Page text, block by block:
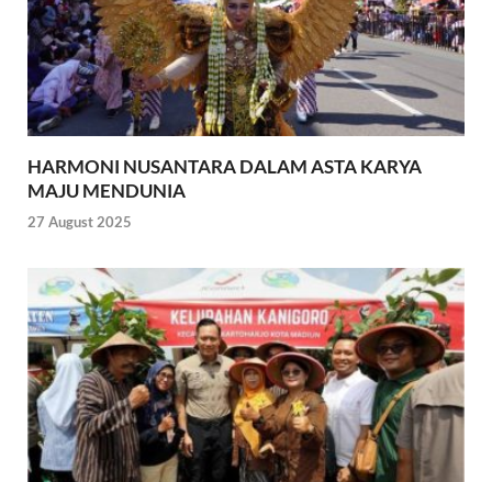
HARMONI NUSANTARA DALAM ASTA KARYA
MAJU MENDUNIA
27 August 2025